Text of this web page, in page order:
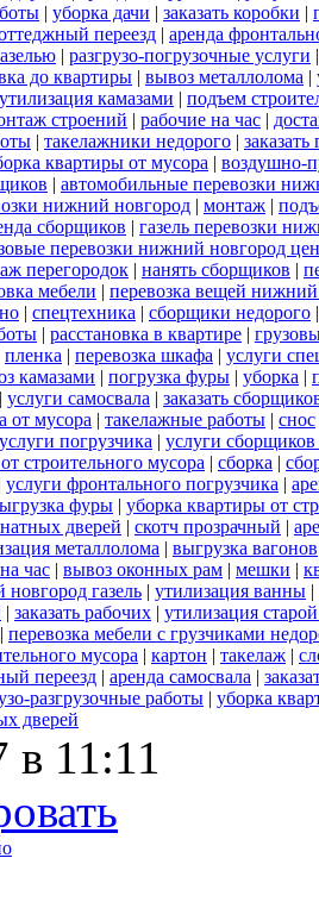
| уборка дачи | заказать коробки |
переезд | аренда
| разгрузо-погрузочные услуги
до квартиры | вывоз металлолома |
утилизация камазами | подъем
строений | рабочие на час |
| такелажники недорого |
квартиры от мусора | воздушно-
| автомобильные перевозки
нижний новгород | монтаж |
сборщиков | газель перевозки
перевозки нижний новгород
перегородок | нанять сборщиков |
мебели | перевозка вещей
| спецтехника | сборщики недорого
| расстановка в квартире |
пленка | перевозка шкафа | услуги
камазами | погрузка фуры | уборка |
| услуги самосвала | заказать
от мусора | такелажные работы | снос
услуги погрузчика | услуги
строительного мусора | сборка |
услуги фронтального погрузчика |
фуры | уборка квартиры от
дверей | скотч прозрачный |
металлолома | выгрузка вагонов
час | вывоз оконных рам | мешки |
газель | утилизация ванны |
| заказать рабочих | утилизация
| перевозка мебели с грузчиками
мусора | картон | такелаж |
переезд | аренда самосвала |
разгрузочные работы | уборка
дверей
в 11:11